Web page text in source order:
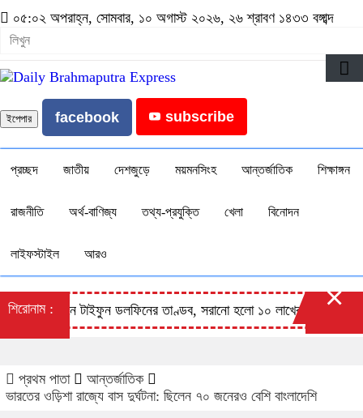
০৫:০২ অপরাহ্ন, সোমবার, ১০ অগাস্ট ২০২৬, ২৬ শ্রাবণ ১৪৩৩ বঙ্গাব্দ
ইপেপার facebook subscribe
প্রচ্ছদ জাতীয় দেশজুড়ে ময়মনসিংহ আন্তর্জাতিক শিক্ষাঙ্গন
রাজনীতি অর্থ-বাণিজ্য তথ্য-প্রযুক্তি খেলা বিনোদন
লাইফস্টাইল আরও
শিরোনাম :চীনে টাইফুন ডলফিনের তাণ্ডব, সরানো হলো ১০ লাখের বেশি মানুষ×
প্রথম পাতা
আন্তর্জাতিক
ভারতের ওড়িশা রাজ্যে বাস দুর্ঘটনা: ছিলেন ৭০ জনেরও বেশি বাংলাদেশি